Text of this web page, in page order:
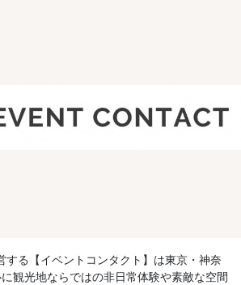
する【イベントコンタクト】は東京・神奈
観光地ならではの非日常体験や素敵な空間